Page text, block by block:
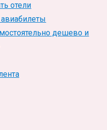
отели
дешево и